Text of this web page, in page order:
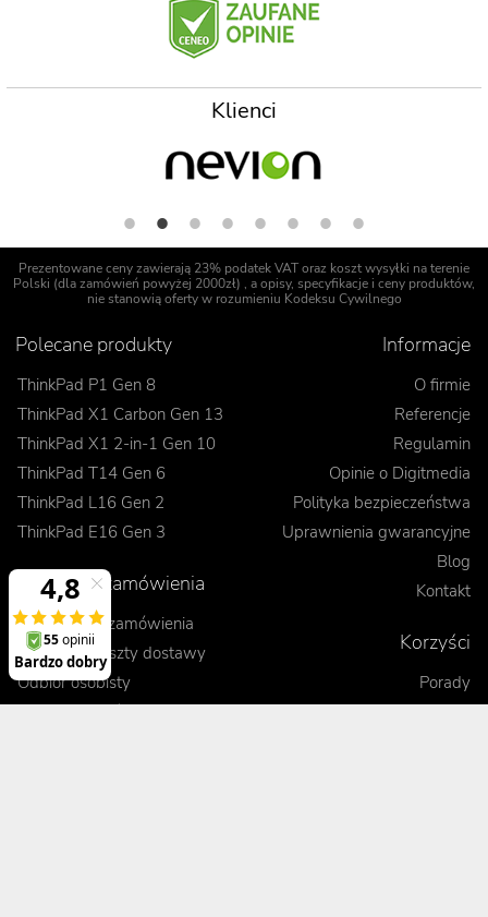
Klienci
Prezentowane ceny zawierają 23% podatek VAT oraz koszt wysyłki na terenie
Polski (dla zamówień powyżej 2000zł) , a opisy, specyfikacje i ceny produktów,
nie stanowią oferty w rozumieniu Kodeksu Cywilnego
Polecane produkty
ThinkPad P1 Gen 8
ThinkPad X1 Carbon Gen 13
ThinkPad X1 2-in-1 Gen 10
ThinkPad T14 Gen 6
ThinkPad L16 Gen 2
ThinkPad E16 Gen 3
Informacje
O firmie
Referencje
Regulamin
Opinie o Digitmedia
Polityka bezpieczeństwa
Uprawnienia gwarancyjne
Blog
Kontakt
Realizacje zamówienia
Jak dokonać zamówienia
Wysyłka i koszty dostawy
Odbiór osobisty
Korzyści
Porady